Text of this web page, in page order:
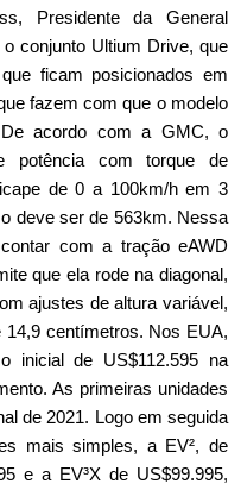
Presidente da General
conjunto Ultium Drive, que
ficam posicionados em
fazem com que o modelo
acordo com a GMC, o
potência com torque de
de 0 a 100km/h em 3
deve ser de 563km. Nessa
com a tração eAWD
que ela rode na diagonal,
ajustes de altura variável,
centímetros. Nos EUA,
inicial de US$112.595 na
As primeiras unidades
de 2021. Logo em seguida
mais simples, a EV², de
e a EV³X de US$99.995,